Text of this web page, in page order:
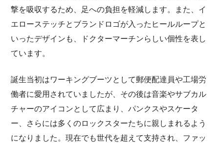
撃を吸収するため、足への負担を軽減します。また、イ
エローステッチとブランドロゴが入ったヒールループと
いったデザインも、ドクターマーチンらしい個性を表し
ています。
誕生当初はワーキングブーツとして郵便配達員や工場労
働者に愛用されていましたが、その後は音楽やサブカル
チャーのアイコンとして広まり、パンクスやスケータ
ー、さらには多くのロックスターたちに親しまれるよう
になりました。現在でも世代を超えて支持され、ファッ